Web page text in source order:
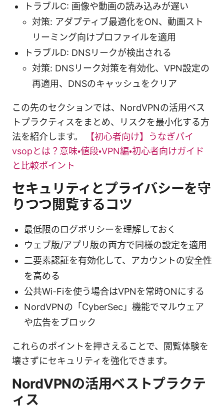
トラブルC: 画像や動画の読み込みが遅い
対策: アダプティブ最適化をON、動画スト
リーミング向けプロファイルを適用
トラブルD: DNSリークが検出される
対策: DNSリーク対策を有効化、VPN設定の
再適用、DNSのキャッシュをクリア
この先のセクションでは、NordVPNの活用ベス
トプラクティスをまとめ、リスクを最小化する方
法を紹介します。
【初心者向け】うなぎパイ
vsopとは？意味・値段・VPN編・初心者向けガイド
と比較ポイント
セキュリティとプライバシーを守
りつつ閲覧するコツ
最低限のログポリシーを理解しておく
ウェブ版/アプリ版の両方で同様の設定を適用
二要素認証を有効化して、アカウントの安全性
を高める
公共Wi-Fiを使う場合はVPNを常時ONにする
NordVPNの「CyberSec」機能でマルウェア
や広告をブロック
これらのポイントを押さえることで、閲覧体験を
壊さずにセキュリティを強化できます。
NordVPNの活用ベストプラクテ
ィス